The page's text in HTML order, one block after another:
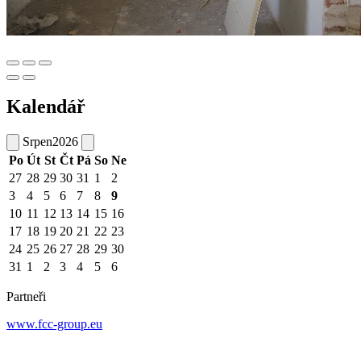
Kalendář
Srpen2026
Po Út St Čt Pá So Ne
27 28 29 30 31 1
2
3
4 5 6 7 8
9
10 11 12 13 14 15 16
17 18 19 20 21 22 23
24 25 26 27 28 29 30
31 1 2 3 4 5 6
Partneři
www.fcc-group.eu